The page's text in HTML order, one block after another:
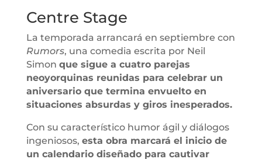
Centre Stage
La temporada arrancará en septiembre con
Rumors, una comedia escrita por Neil
Simon que sigue a cuatro parejas
neoyorquinas reunidas para celebrar un
aniversario que termina envuelto en
situaciones absurdas y giros inesperados.
Con su característico humor ágil y diálogos
ingeniosos, esta obra marcará el inicio de
un calendario diseñado para cautivar